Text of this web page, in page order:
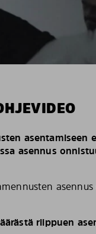
asentamiseen
asennus
riippuen